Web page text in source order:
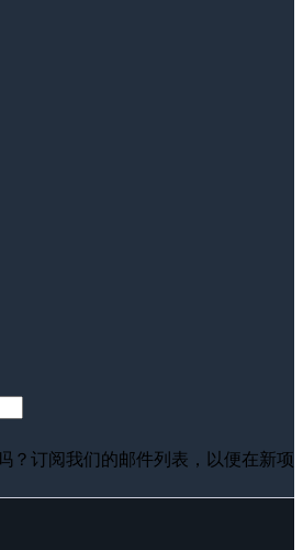
？订阅我们的邮件列表，以便在新项